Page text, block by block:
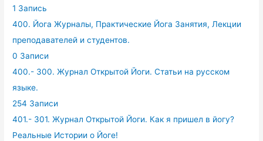
1 Запись
400. Йога Журналы, Практические Йога Занятия, Лекции
преподавателей и студентов.
0 Записи
400.- 300. Журнал Открытой Йоги. Статьи на русском
языке.
254 Записи
401.- 301. Журнал Открытой Йоги. Как я пришел в йогу?
Реальные Истории о Йоге!